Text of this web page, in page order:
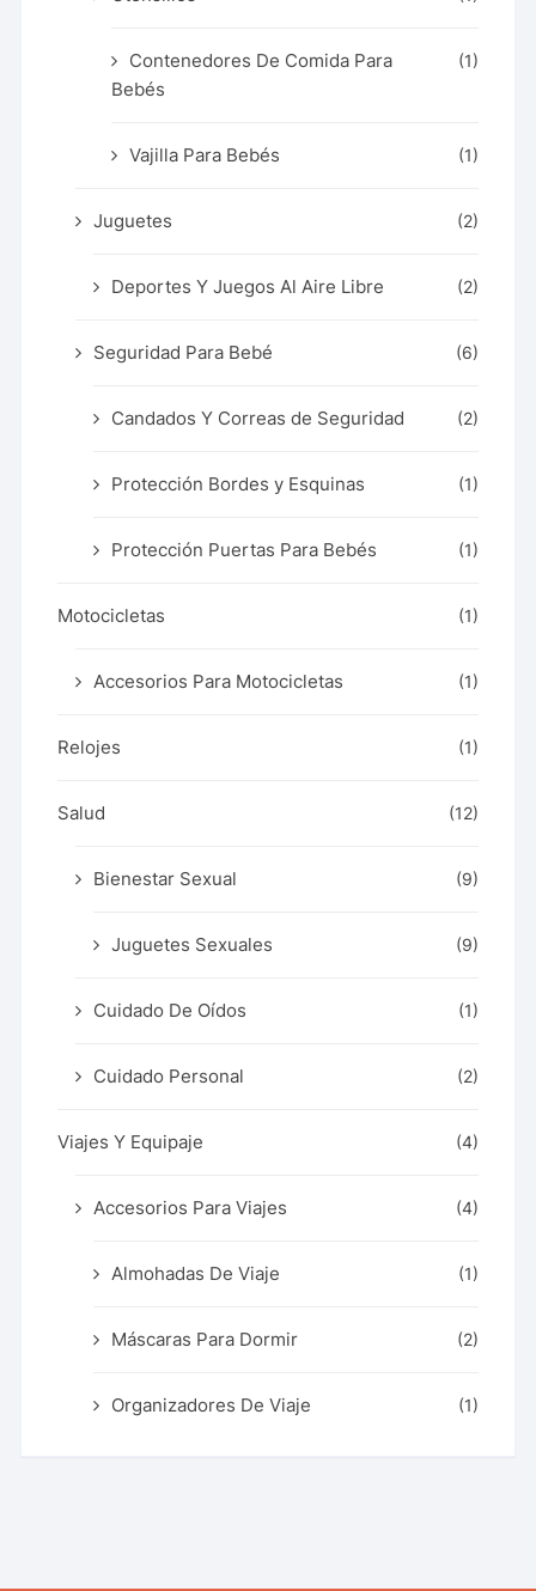
Contenedores De Comida Para
Bebés
(1)
Vajilla Para Bebés (1)
Juguetes (2)
Deportes Y Juegos Al Aire Libre (2)
Seguridad Para Bebé (6)
Candados Y Correas de Seguridad (2)
Protección Bordes y Esquinas (1)
Protección Puertas Para Bebés (1)
Motocicletas (1)
Accesorios Para Motocicletas (1)
Relojes (1)
Salud (12)
Bienestar Sexual (9)
Juguetes Sexuales (9)
Cuidado De Oídos (1)
Cuidado Personal (2)
Viajes Y Equipaje (4)
Accesorios Para Viajes (4)
Almohadas De Viaje (1)
Máscaras Para Dormir (2)
Organizadores De Viaje (1)